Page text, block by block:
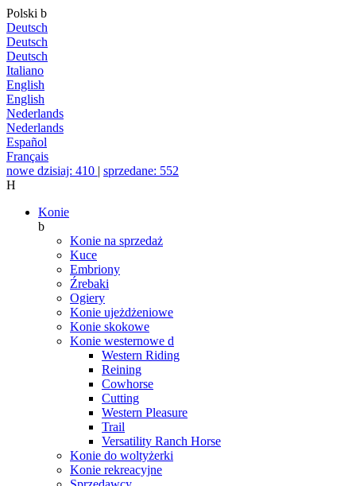
Polski b
Deutsch
Deutsch
Deutsch
Italiano
English
English
Nederlands
Nederlands
Español
Français
nowe dzisiaj: 410 | sprzedane: 552
H
Konie
b
Konie na sprzedaż
Kuce
Embriony
Źrebaki
Ogiery
Konie ujeżdżeniowe
Konie skokowe
Konie westernowe d
Western Riding
Reining
Cowhorse
Cutting
Western Pleasure
Trail
Versatility Ranch Horse
Konie do woltyżerki
Konie rekreacyjne